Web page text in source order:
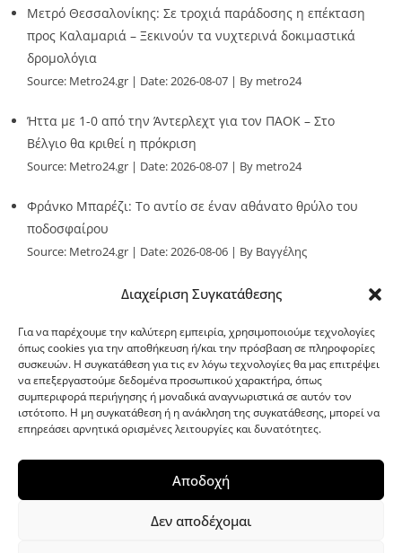
Διαχείριση Συγκατάθεσης
Για να παρέχουμε την καλύτερη εμπειρία, χρησιμοποιούμε τεχνολογίες
όπως cookies για την αποθήκευση ή/και την πρόσβαση σε πληροφορίες
συσκευών. Η συγκατάθεση για τις εν λόγω τεχνολογίες θα μας επιτρέψει
να επεξεργαστούμε δεδομένα προσωπικού χαρακτήρα, όπως
συμπεριφορά περιήγησης ή μοναδικά αναγνωριστικά σε αυτόν τον
ιστότοπο. Η μη συγκατάθεση ή η ανάκληση της συγκατάθεσης, μπορεί να
επηρεάσει αρνητικά ορισμένες λειτουργίες και δυνατότητες.
Αποδοχή
Δεν αποδέχομαι
Μετρό Θεσσαλονίκης: Σε τροχιά παράδοσης η επέκταση
προς Καλαμαριά – Ξεκινούν τα νυχτερινά δοκιμαστικά
δρομολόγια
Source: Metro24.gr Date: 2026-08-07 By metro24
Ήττα με 1-0 από την Άντερλεχτ για τον ΠΑΟΚ – Στο
Βέλγιο θα κριθεί η πρόκριση
Source: Metro24.gr Date: 2026-08-07 By metro24
Φράνκο Μπαρέζι: Το αντίο σε έναν αθάνατο θρύλο του
ποδοσφαίρου
Source: Metro24.gr Date: 2026-08-06
By Βαγγέλης
G-point.gr